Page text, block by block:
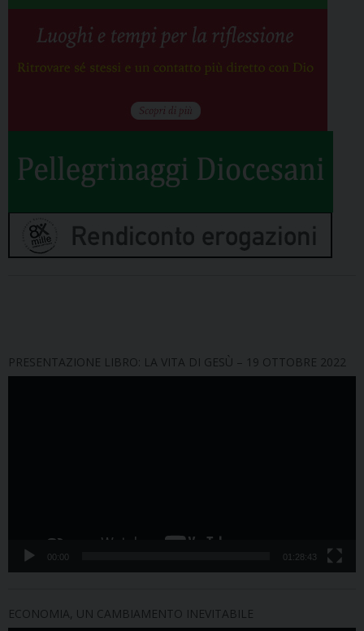
PRESENTAZIONE LIBRO: LA VITA DI GESÙ – 19 OTTOBRE 2022
00:00 01:28:43
ECONOMIA, UN CAMBIAMENTO INEVITABILE